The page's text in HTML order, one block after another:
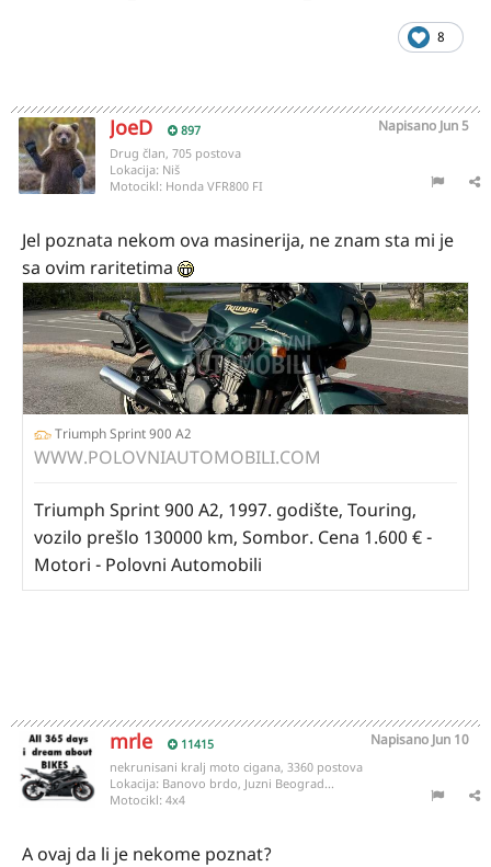
8
JoeD 897 Napisano Jun 5
Drug član, 705 postova
Lokacija: Niš
Motocikl: Honda VFR800 FI
Jel poznata nekom ova masinerija, ne znam sta mi je
sa ovim raritetima
Triumph Sprint 900 A2
WWW.POLOVNIAUTOMOBILI.COM
Triumph Sprint 900 A2, 1997. godište, Touring,
vozilo prešlo 130000 km, Sombor. Cena 1.600 € -
Motori - Polovni Automobili
mrle 11415 Napisano Jun 10
nekrunisani kralj moto cigana, 3360 postova
Lokacija: Banovo brdo, Juzni Beograd...
Motocikl: 4x4
A ovaj da li je nekome poznat?